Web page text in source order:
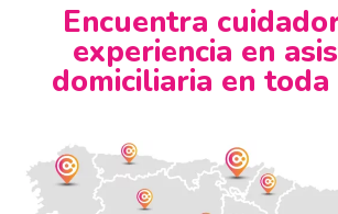
Encuentra
experiencia en
domiciliaria en toda